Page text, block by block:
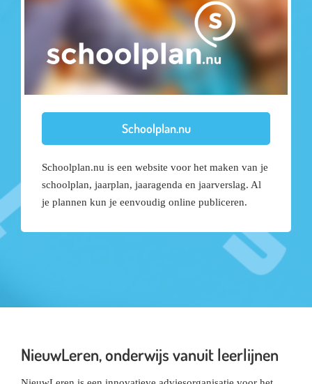
Schoolplan.nu
Schoolplan.nu is een website voor het maken van je
schoolplan, jaarplan, jaaragenda en jaarverslag. Al
je plannen kun je eenvoudig online publiceren.
NieuwLeren, onderwijs vanuit leerlijnen